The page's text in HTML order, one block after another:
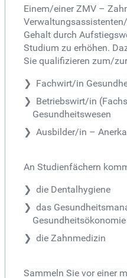
Einem/einer ZMV –
Gehalt durch
Studium zu erhöhen.
Sie qualifizieren zum/
Fachwirt/in
Betriebswirt/in
Gesundheitswesen
Ausbilder/in –
An Studienfächern
die Dentalhygiene
das
Gesundheitsökonomie
die Zahnmedizin
Sammeln Sie vor einer